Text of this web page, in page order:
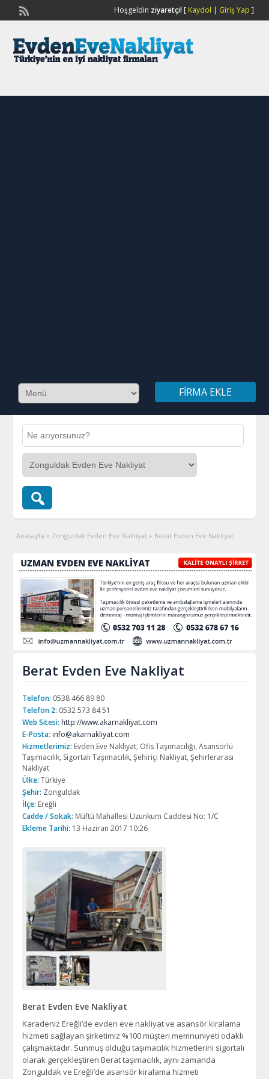
Hoşgeldin ziyaretçi![ Kaydol | Giriş Yap ]
FIRMA EKLE
Anasayfa » Zonguldak Evden Eve Nakliyat » Berat Evden Eve Nakliyat
Berat Evden Eve Nakliyat
Telefon: 0538 466 89 80
Telefon 2: 0532 573 84 51
Web Sitesi: http://www.akarnakliyat.com
E-Posta: info@akarnakliyat.com
Hizmetlerimiz: Evden Eve Nakliyat, Ofis Taşımacılığı, Asansörlü
Taşımacılık, Sigortalı Taşımacılık, Şehiriçi Nakliyat, Şehirlerarası
Nakliyat
Ülke: Türkiye
Şehir: Zonguldak
İlçe: Ereğli
Cadde / Sokak: Müftü Mahallesi Uzunkum Caddesi No: 1/C
Ekleme Tarihi: 13 Haziran 2017 10:26
Berat Evden Eve Nakliyat
Karadeniz Ereğli’de evden eve nakliyat ve asansör kiralama
hizmeti sağlayan şirketimiz %100 müşteri memnuniyeti odaklı
çalışmaktadır. Sunmuş olduğu taşımacılık hizmetlerini sigortalı
olarak gerçekleştiren Berat taşımacılık, aynı zamanda
Zonguldak ve Ereğli’de asansör kiralama hizmeti